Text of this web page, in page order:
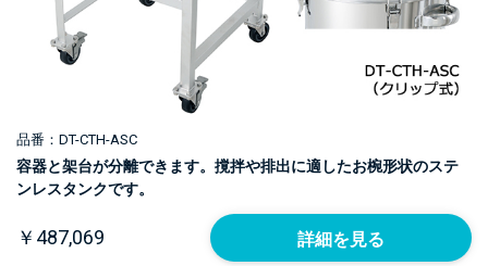
品番：DT-CTH-ASC
容器と架台が分離できます。撹拌や排出に適したお椀形状のステ
ンレスタンクです。
￥487,069 詳細を見る